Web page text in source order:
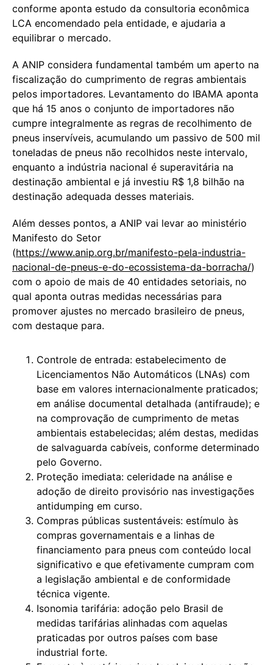
conforme aponta estudo da consultoria econômica
LCA encomendado pela entidade, e ajudaria a
equilibrar o mercado.
A ANIP considera fundamental também um aperto na
fiscalização do cumprimento de regras ambientais
pelos importadores. Levantamento do IBAMA aponta
que há 15 anos o conjunto de importadores não
cumpre integralmente as regras de recolhimento de
pneus inservíveis, acumulando um passivo de 500 mil
toneladas de pneus não recolhidos neste intervalo,
enquanto a indústria nacional é superavitária na
destinação ambiental e já investiu R$ 1,8 bilhão na
destinação adequada desses materiais.
Além desses pontos, a ANIP vai levar ao ministério
Manifesto do Setor
(https://www.anip.org.br/manifesto-pela-industria-
nacional-de-pneus-e-do-ecossistema-da-borracha/)
com o apoio de mais de 40 entidades setoriais, no
qual aponta outras medidas necessárias para
promover ajustes no mercado brasileiro de pneus,
com destaque para.
Controle de entrada: estabelecimento de
Licenciamentos Não Automáticos (LNAs) com
base em valores internacionalmente praticados;
em análise documental detalhada (antifraude); e
na comprovação de cumprimento de metas
ambientais estabelecidas; além destas, medidas
de salvaguarda cabíveis, conforme determinado
pelo Governo.
Proteção imediata: celeridade na análise e
adoção de direito provisório nas investigações
antidumping em curso.
Compras públicas sustentáveis: estímulo às
compras governamentais e a linhas de
financiamento para pneus com conteúdo local
significativo e que efetivamente cumpram com
a legislação ambiental e de conformidade
técnica vigente.
Isonomia tarifária: adoção pelo Brasil de
medidas tarifárias alinhadas com aquelas
praticadas por outros países com base
industrial forte.